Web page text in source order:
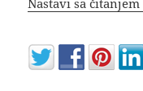
Nastavi sa čitanjem